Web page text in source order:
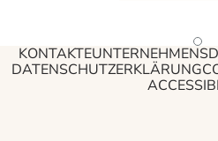
KONTAKTE
DATENSCHUTZERKLÄRUNG